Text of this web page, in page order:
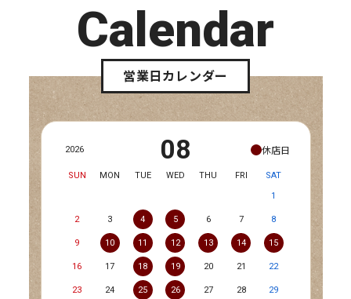
Calendar
営業日カレンダー
2026 08 休店日
SUN MON TUE WED THU FRI
SAT
1
2 3 4 5 6 7 8
9 10 11 12 13 14 15
16 17 18 19 20 21 22
23 24 25 26 27 28 29